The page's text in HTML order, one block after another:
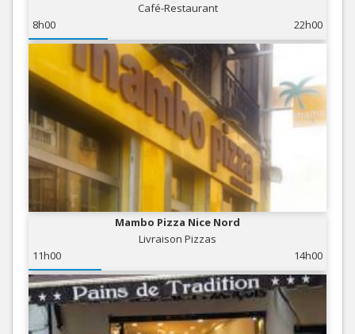
Café-Restaurant
8h00
22h00
Mambo Pizza Nice Nord
Livraison Pizzas
11h00
14h00